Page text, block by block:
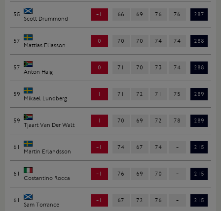
55
Scott Drummond
-1 66 69 76 76 287
57
Mattias Eliasson
0 70 70 74 74 288
57
Anton Haig
0 71 70 73 74 288
59
Mikael Lundberg
1 71 72 71 75 289
59
Tjaart Van Der Walt
1 70 69 72 78 289
61
Martin Erlandsson
-1 74 67 74 - 215
61
Costantino Rocca
-1 76 69 70 - 215
61
Sam Torrance
-1 67 72 76 - 215